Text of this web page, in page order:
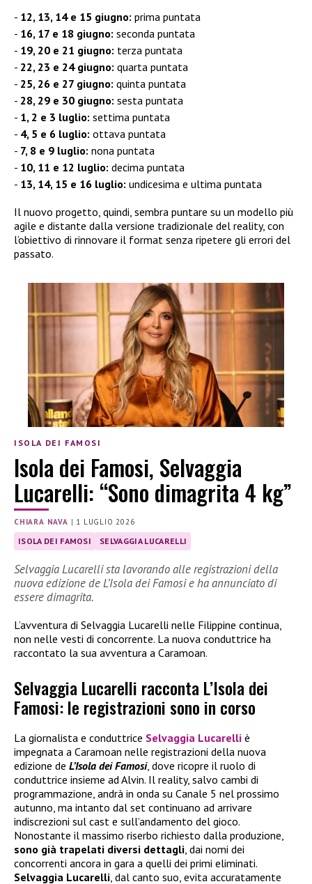
12, 13, 14 e 15 giugno: prima puntata
16, 17 e 18 giugno: seconda puntata
19, 20 e 21 giugno: terza puntata
22, 23 e 24 giugno: quarta puntata
25, 26 e 27 giugno: quinta puntata
28, 29 e 30 giugno: sesta puntata
1, 2 e 3 luglio: settima puntata
4, 5 e 6 luglio: ottava puntata
7, 8 e 9 luglio: nona puntata
10, 11 e 12 luglio: decima puntata
13, 14, 15 e 16 luglio: undicesima e ultima puntata
Il nuovo progetto, quindi, sembra puntare su un modello più
agile e distante dalla versione tradizionale del reality, con
l’obiettivo di rinnovare il format senza ripetere gli errori del
passato.
ISOLA DEI FAMOSI
Isola dei Famosi, Selvaggia
Lucarelli: “Sono dimagrita 4 kg”
CHIARA NAVA | 1 LUGLIO 2026
ISOLA DEI FAMOSI SELVAGGIA LUCARELLI
Selvaggia Lucarelli sta lavorando alle registrazioni della
nuova edizione de L’Isola dei Famosi e ha annunciato di
essere dimagrita.
L’avventura di Selvaggia Lucarelli nelle Filippine continua,
non nelle vesti di concorrente. La nuova conduttrice ha
raccontato la sua avventura a Caramoan.
Selvaggia Lucarelli racconta L’Isola dei
Famosi: le registrazioni sono in corso
La giornalista e conduttrice Selvaggia Lucarelli è
impegnata a Caramoan nelle registrazioni della nuova
edizione de L’Isola dei Famosi, dove ricopre il ruolo di
conduttrice insieme ad Alvin. Il reality, salvo cambi di
programmazione, andrà in onda su Canale 5 nel prossimo
autunno, ma intanto dal set continuano ad arrivare
indiscrezioni sul cast e sull’andamento del gioco.
Nonostante il massimo riserbo richiesto dalla produzione,
sono già trapelati diversi dettagli, dai nomi dei
concorrenti ancora in gara a quelli dei primi eliminati.
Selvaggia Lucarelli, dal canto suo, evita accuratamente